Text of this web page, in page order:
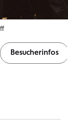
Besucherinfos